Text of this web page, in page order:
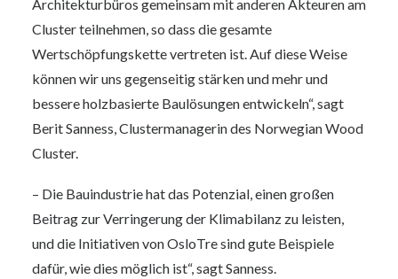
Architekturbüros gemeinsam mit anderen Akteuren am
Cluster teilnehmen, so dass die gesamte
Wertschöpfungskette vertreten ist. Auf diese Weise
können wir uns gegenseitig stärken und mehr und
bessere holzbasierte Baulösungen entwickeln“, sagt
Berit Sanness, Clustermanagerin des Norwegian Wood
Cluster.
– Die Bauindustrie hat das Potenzial, einen großen
Beitrag zur Verringerung der Klimabilanz zu leisten,
und die Initiativen von OsloTre sind gute Beispiele
dafür, wie dies möglich ist“, sagt Sanness.